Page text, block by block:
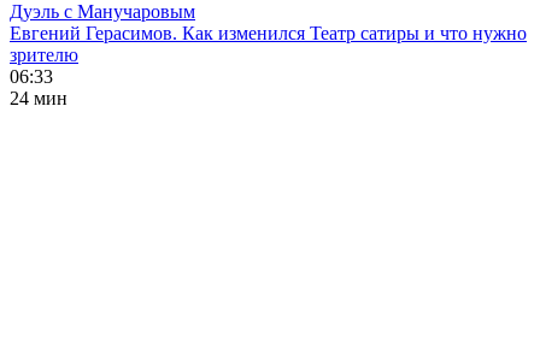
Дуэль с Манучаровым
Евгений Герасимов. Как изменился Театр сатиры и что нужно
зрителю
06:33
24 мин